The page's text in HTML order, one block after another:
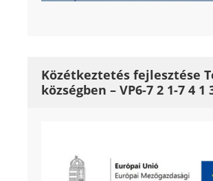
Közétkeztetés fejlesztése
községben – VP6-7 2 1-7 4 1